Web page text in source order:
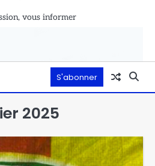
vous informer
S'abonner
2025